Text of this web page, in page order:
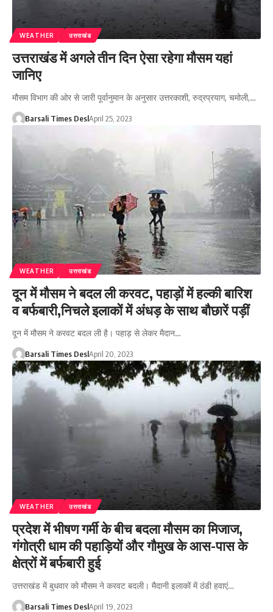
WEATHER उत्तराखंड
उत्तराखंड में अगले तीन दिन ऐसा रहेगा मौसम यहां
जानिए
मौसम विभाग की ओर से जारी पूर्वानुमान के अनुसार उत्तरकाशी, रुद्रप्रयाग, चमोली,…
Barsali Times DeslApril 25, 2023
WEATHER उत्तराखंड
दून में मौसम ने बदल ली करवट, पहाड़ों में हल्की बारिश
व बर्फबारी,निचले इलाकों में अंधड़ के साथ बौछारें पड़ीं
दून में मौसम ने करवट बदल ली है। पहाड़ से लेकर मैदान…
Barsali Times DeslApril 20, 2023
WEATHER उत्तराखंड
प्रदेश में भीषण गर्मी के बीच बदला मौसम का मिजाज,
गंगोत्री धाम की पहाड़ियों और गौमुख के आस-पास के
क्षेत्रों में बर्फबारी हुई
उत्तराखंड में बुधवार को मौसम ने करवट बदली। मैदानी इलाकों में ठंडी हवाएं…
Barsali Times DeslApril 19, 2023